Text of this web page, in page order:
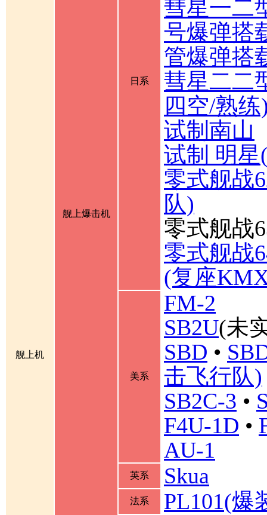
舰上机
舰上爆击机
日系
彗星一二
号爆弹搭
管爆弹搭
彗星二二
四空/熟练
试制南山
试制 明
零式舰战
队)
零式舰战
零式舰战
(复座
美系
FM-2
SB2U(未
SBD •
击飞行队)
SB2C-3 •
F4U-1D •
AU-1
英系 Skua
法系 PL101(爆